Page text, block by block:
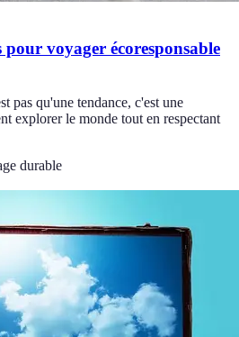
pour voyager écoresponsable
pas qu'une tendance, c'est une
explorer le monde tout en respectant
durable